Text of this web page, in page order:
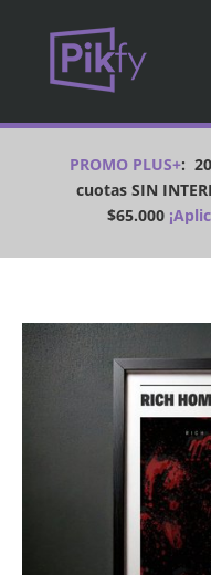
PROMO PLUS+:
cuotas SIN
$65.000